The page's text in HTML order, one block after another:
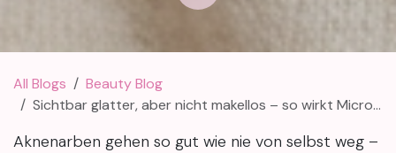
All Blogs
Beauty Blog
Sichtbar glatter, aber nicht makellos – so wirkt Microneedling bei Aknenarben
Aknenarben gehen so gut wie nie von selbst weg –